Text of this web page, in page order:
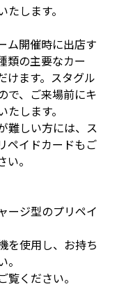
します。
ム開催時に出店す
類の主要なカー
けます。スタグル
で、ご来場前にキ
します。
難しい方には、ス
ペイドカードもご
。
ージ型のプリペイ
を使用し、お持ち
覧ください。